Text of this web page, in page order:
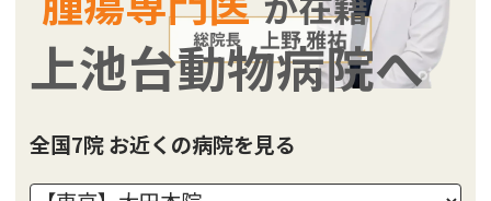
上池台動物病院へ
全国7院 お近くの病院を見る